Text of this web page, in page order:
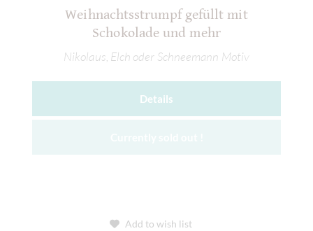
Weihnachtsstrumpf gefüllt mit
Schokolade und mehr
Nikolaus, Elch oder Schneemann Motiv
Details
Add to wish list